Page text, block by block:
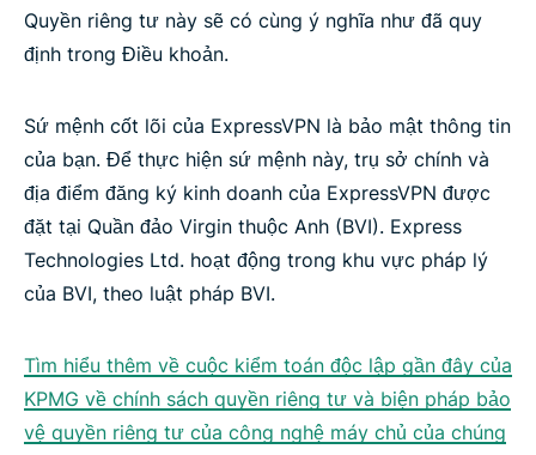
Quyền riêng tư này sẽ có cùng ý nghĩa như đã quy
định trong Điều khoản.
Sứ mệnh cốt lõi của ExpressVPN là bảo mật thông tin
của bạn. Để thực hiện sứ mệnh này, trụ sở chính và
địa điểm đăng ký kinh doanh của ExpressVPN được
đặt tại Quần đảo Virgin thuộc Anh (BVI). Express
Technologies Ltd. hoạt động trong khu vực pháp lý
của BVI, theo luật pháp BVI.
Tìm hiểu thêm về cuộc kiểm toán độc lập gần đây của
KPMG về chính sách quyền riêng tư và biện pháp bảo
vệ quyền riêng tư của công nghệ máy chủ của chúng